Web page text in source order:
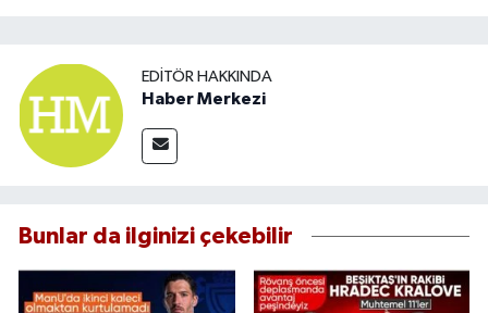
EDITÖR HAKKINDA
Haber Merkezi
Bunlar da ilginizi çekebilir